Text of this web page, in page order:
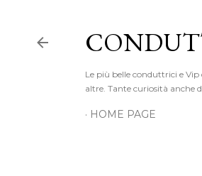
Le più belle conduttrici e Vip
altre. Tante curiosità anche
HOME PAGE